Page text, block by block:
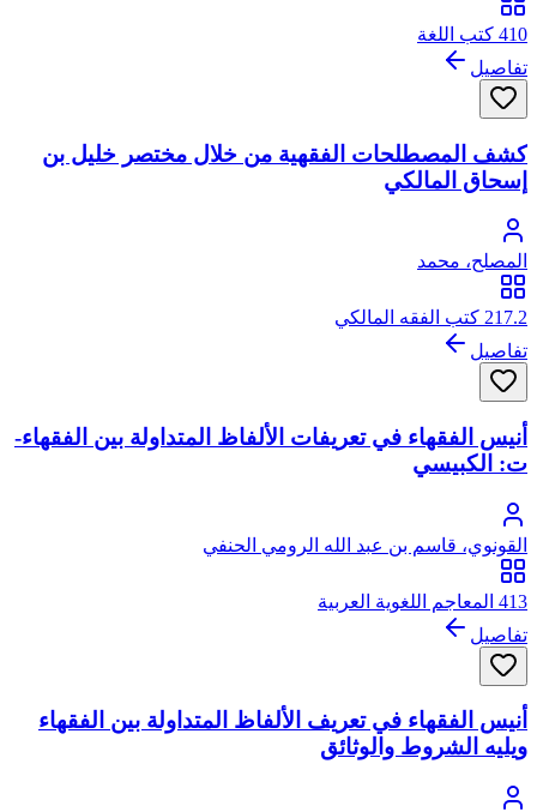
410 كتب اللغة
تفاصيل
كشف المصطلحات الفقهية من خلال مختصر خليل بن
إسحاق المالكي
المصلح، محمد
217.2 كتب الفقه المالكي
تفاصيل
أنيس الفقهاء في تعريفات الألفاظ المتداولة بين الفقهاء-
ت: الكبيسي
القونوي، قاسم بن عبد الله الرومي الحنفي
413 المعاجم اللغوية العربية
تفاصيل
أنيس الفقهاء في تعريف الألفاظ المتداولة بين الفقهاء
ويليه الشروط والوثائق